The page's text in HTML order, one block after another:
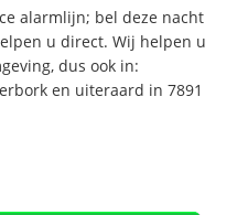
alarmlijn; bel deze nacht
u direct. Wij helpen u
dus ook in:
en uiteraard in 7891